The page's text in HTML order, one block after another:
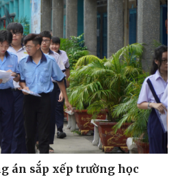
án sắp xếp trường học